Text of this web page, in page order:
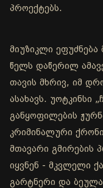
პროექტებს.
მიუზიკლი
წელს დაწერილ
თავის მხრივ, იმ
ასახავს. უოტკინსი
განყოფილების
კრიმინალური
მთავარი გმირების
იყვნენ - მკვლელი
გარტნერი და ბეულა